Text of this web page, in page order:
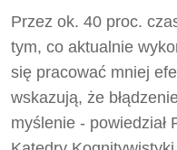
Przez ok. 40 proc.
tym, co aktualnie
się pracować mniej
wskazują, że
myślenie - powiedział